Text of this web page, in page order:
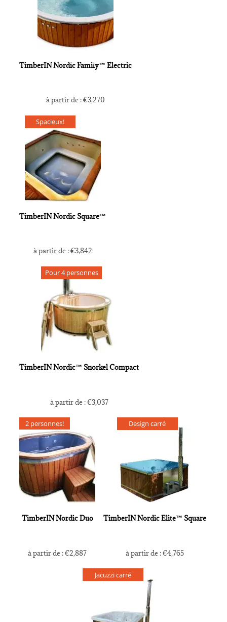
Électrique/Pompe à
chaleur
TimberIN Nordic Family™ Electric
à partir de :€3,270
Spacieux!
TimberIN Nordic Square™
à partir de :€3,842
Pour 4 personnes
TimberIN Nordic™ Snorkel Compact
à partir de :€3,037
2 personnes!
TimberIN Nordic Duo
à partir de :€2,887
Design carré
TimberIN Nordic Elite™ Square
à partir de :€4,765
Jacuzzi carré